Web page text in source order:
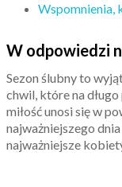
Wspomnienia,
W odpowiedzi
Sezon ślubny to
chwil, które na
miłość unosi się w
najważniejszego
najważniejsze